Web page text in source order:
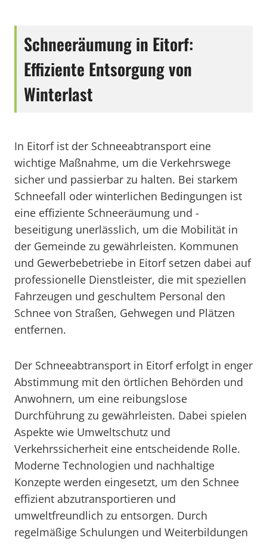
Schneeräumung in Eitorf:
Effiziente Entsorgung von
Winterlast
In Eitorf ist der Schneeabtransport eine
wichtige Maßnahme, um die Verkehrswege
sicher und passierbar zu halten. Bei starkem
Schneefall oder winterlichen Bedingungen ist
eine effiziente Schneeräumung und -
beseitigung unerlässlich, um die Mobilität in
der Gemeinde zu gewährleisten. Kommunen
und Gewerbebetriebe in Eitorf setzen dabei auf
professionelle Dienstleister, die mit speziellen
Fahrzeugen und geschultem Personal den
Schnee von Straßen, Gehwegen und Plätzen
entfernen.
Der Schneeabtransport in Eitorf erfolgt in enger
Abstimmung mit den örtlichen Behörden und
Anwohnern, um eine reibungslose
Durchführung zu gewährleisten. Dabei spielen
Aspekte wie Umweltschutz und
Verkehrssicherheit eine entscheidende Rolle.
Moderne Technologien und nachhaltige
Konzepte werden eingesetzt, um den Schnee
effizient abzutransportieren und
umweltfreundlich zu entsorgen. Durch
regelmäßige Schulungen und Weiterbildungen